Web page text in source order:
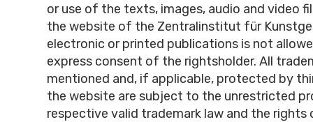
or use of the texts, images, audio and video
the website of the Zentralinstitut für
electronic or printed publications is not
express consent of the rightsholder. All
mentioned and, if applicable, protected by
the website are subject to the unrestricted
respective valid trademark law and the